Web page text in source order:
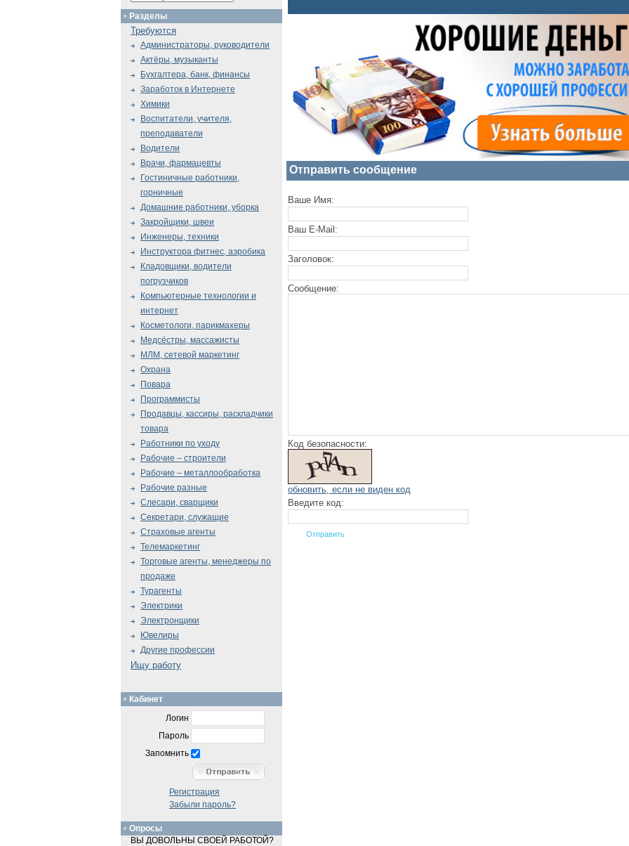
Отправить сообщение
Ваше Имя:
Ваш E-Mail:
Заголовок:
Сообщение:
Код безопасности:
обновить, если не виден код
Введите код:
Разделы
Требуются
Администраторы, руководители
Актёры, музыканты
Бухгалтера, банк, финансы
Заработок в Интернете
Химики
Воспитатели, учителя,
преподаватели
Водители
Врачи, фармацевты
Гостиничные работники,
горничные
Домашние работники, уборка
Закройщики, швеи
Инженеры, техники
Инструктора фитнес, аэробика
Кладовщики, водители
погрузчиков
Компьютерные технологии и
интернет
Косметологи, парикмахеры
Медсёстры, массажисты
МЛМ, сетевой маркетинг
Охрана
Повара
Программисты
Продавцы, кассиры, раскладчики
товара
Работники по уходу
Рабочие – строители
Рабочие – металлообработка
Рабочие разные
Слесари, сварщики
Секретари, служащие
Страховые агенты
Телемаркетинг
Торговые агенты, менеджеры по
продаже
Турагенты
Электрики
Электронщики
Ювелиры
Другие профессии
Ищу работу
Кабинет
Логин
Пароль
Запомнить
Регистрация
Забыли пароль?
Опросы
ВЫ ДОВОЛЬНЫ СВОЕЙ РАБОТОЙ?